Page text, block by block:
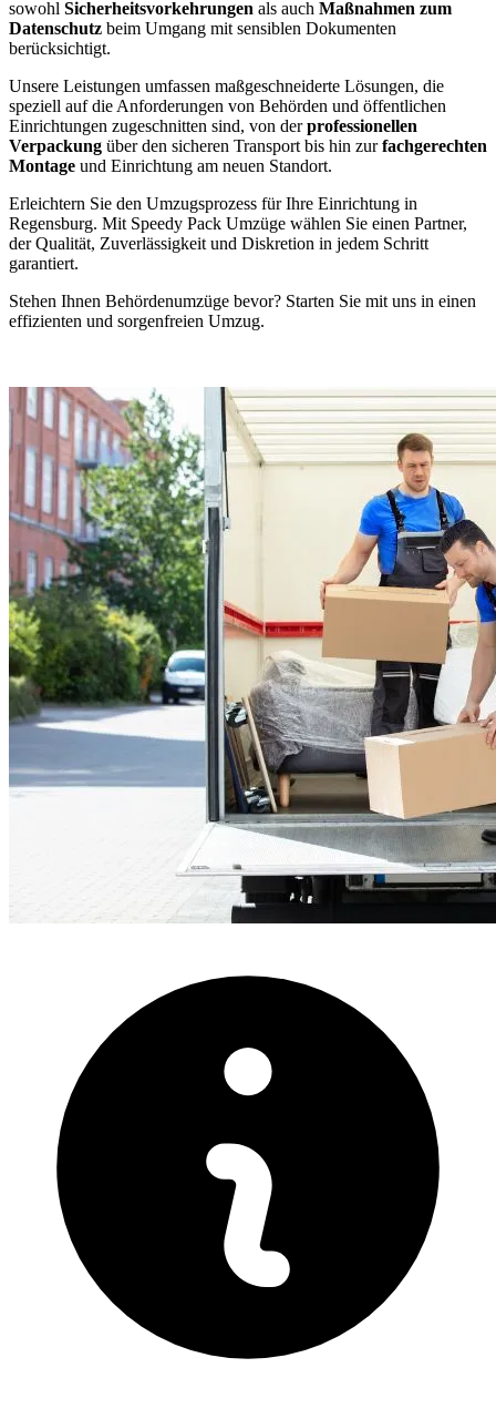
sowohl Sicherheitsvorkehrungen als auch Maßnahmen zum
Datenschutz beim Umgang mit sensiblen Dokumenten
berücksichtigt.
Unsere Leistungen umfassen maßgeschneiderte Lösungen, die
speziell auf die Anforderungen von Behörden und öffentlichen
Einrichtungen zugeschnitten sind, von derprofessionellen
Verpackung über den sicheren Transport bis hin zurfachgerechten
Montage und Einrichtung am neuen Standort.
Erleichtern Sie den Umzugsprozess für Ihre Einrichtung in
Regensburg. Mit Speedy Pack Umzüge wählen Sie einen Partner,
der Qualität, Zuverlässigkeit und Diskretion in jedem Schritt
garantiert.
Stehen Ihnen Behördenumzüge bevor? Starten Sie mit uns in einen
effizienten und sorgenfreien Umzug.